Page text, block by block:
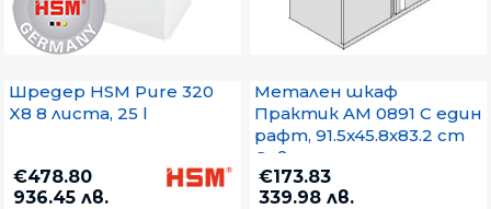
Шредер HSM Pure 320
X8 8 листа, 25 l
€478.80
936.45 лв.
Метален шкаф
Практик AM 0891 С един
рафт, 91.5x45.8x83.2 cm
Сив
€173.83
339.98 лв.